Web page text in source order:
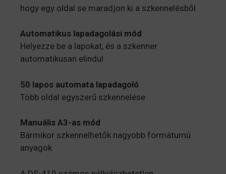
hogy egy oldal se maradjon ki a szkennelésből
Automatikus lapadagolási mód
Helyezze be a lapokat, és a szkenner
automatikusan elindul
50 lapos automata lapadagoló
Több oldal egyszerű szkennelése
Manuális A3-as mód
Bármikor szkennelhetők nagyobb formátumú
anyagok